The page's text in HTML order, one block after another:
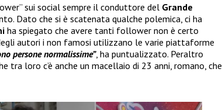
sui social sempre il conduttore del Grande
Dato che si è scatenata qualche polemica, ci ha
ha spiegato che avere tanti follower non è certo
autori i non famosi utilizzano le varie piattaforme
persone normalissime”, ha puntualizzato. Peraltro
tra loro c’è anche un macellaio di 23 anni, romano, che